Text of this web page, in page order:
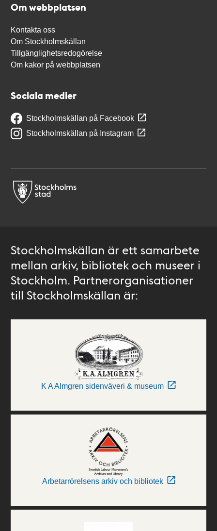
Om webbplatsen
Kontakta oss
Om Stockholmskällan
Tillgänglighetsredogörelse
Om kakor på webbplatsen
Sociala medier
Stockholmskällan på Facebook
Stockholmskällan på Instagram
Stockholmskällan är ett samarbete
mellan arkiv, bibliotek och museer i
Stockholm. Partnerorganisationer
till Stockholmskällan är:
K A Almgren sidenväveri & museum
Arbetarrörelsens arkiv och bibliotek